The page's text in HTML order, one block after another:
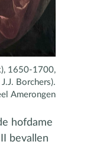
1650-1700,
Borchers).
Amerongen
hofdame
bevallen